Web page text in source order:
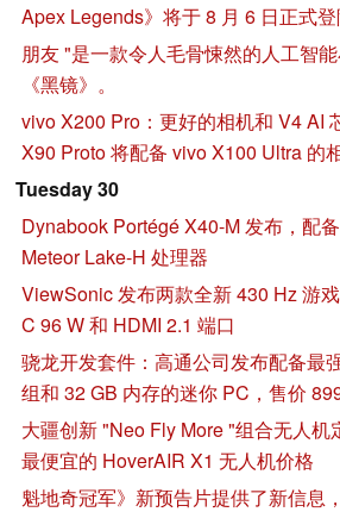
Apex Legends》将于 8 月 6 日正式
朋友 "是一款令人毛骨悚然的人工智
《黑镜》。
vivo X200 Pro：更好的相机和 V4 AI
X90 Proto 将配备 vivo X100 Ultra 的
Tuesday 30
Dynabook Portégé X40-M 发布，配
Meteor Lake-H 处理器
ViewSonic 发布两款全新 430 Hz 游
C 96 W 和 HDMI 2.1 端口
骁龙开发套件：高通公司发布配备最
组和 32 GB 内存的迷你 PC，售价
大疆创新 "Neo Fly More "组合无人机
最便宜的 HoverAIR X1 无人机价格
魁地奇冠军》新预告片提供了新信息